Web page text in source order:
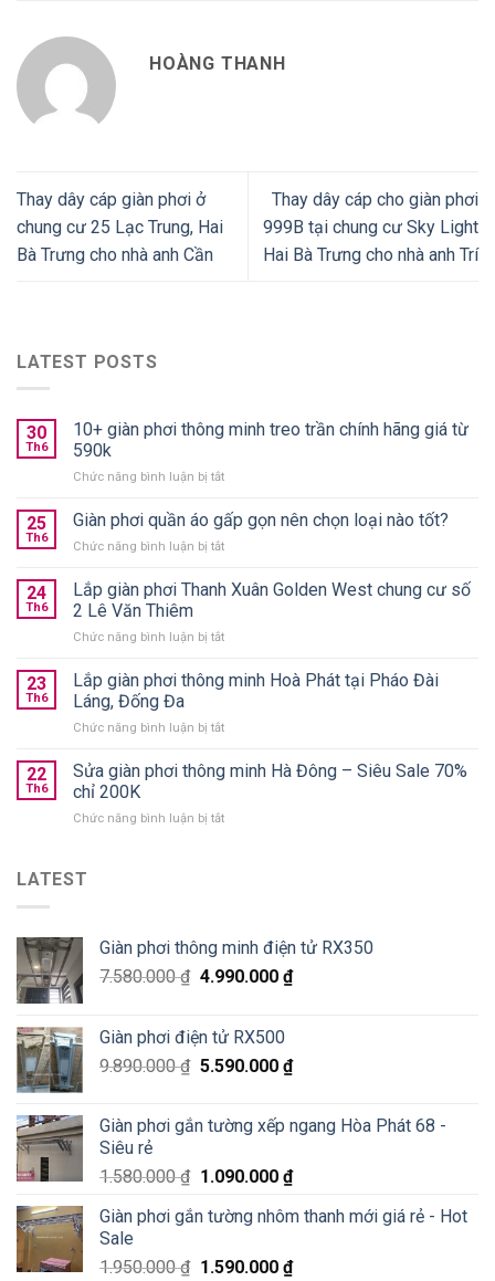
HOÀNG THANH
Thay dây cáp giàn phơi ở
chung cư 25 Lạc Trung, Hai
Bà Trưng cho nhà anh Cần
Thay dây cáp cho giàn phơi
999B tại chung cư Sky Light
Hai Bà Trưng cho nhà anh Trí
LATEST POSTS
30
Th6
10+ giàn phơi thông minh treo trần chính hãng giá từ
590k
Chức năng bình luận bị tắtở
giàn
phơi
thông
treo
hãng
từ
25
Th6
Giàn phơi quần áo gấp gọn nên chọn loại nào tốt?
Chức năng bình luận bị tắtở
phơi
gấp
nên
nào
24
Th6
Lắp giàn phơi Thanh Xuân Golden West chung cư số
2 Lê Văn Thiêm
Chức năng bình luận bị tắtở
giàn
Xuân
West
số
23
Th6
Lắp giàn phơi thông minh Hoà Phát tại Pháo Đài
Láng, Đống Đa
Chức năng bình luận bị tắtở
giàn
phơi
minh
Đống
Đa
22
Th6
Sửa giàn phơi thông minh Hà Đông – Siêu Sale 70%
chỉ 200K
Chức năng bình luận bị tắtở
Đông
–
Siêu
chỉ
200K
LATEST
Giàn phơi thông minh điện tử RX350
7.580.000₫ 4.990.000 ₫
Giàn phơi điện tử RX500
9.890.000₫ 5.590.000 ₫
Giàn phơi gắn tường xếp ngang Hòa Phát 68 -
Siêu rẻ
1.580.000₫ 1.090.000 ₫
Giàn phơi gắn tường nhôm thanh mới giá rẻ - Hot
Sale
1.950.000₫ 1.590.000 ₫